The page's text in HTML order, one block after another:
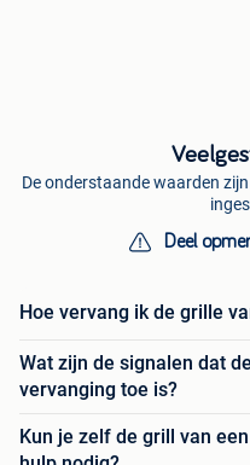
De onderstaande waarden
Deel
Hoe vervang ik de grille
Wat zijn de signalen dat
vervanging toe is?
Kun je zelf de grill van